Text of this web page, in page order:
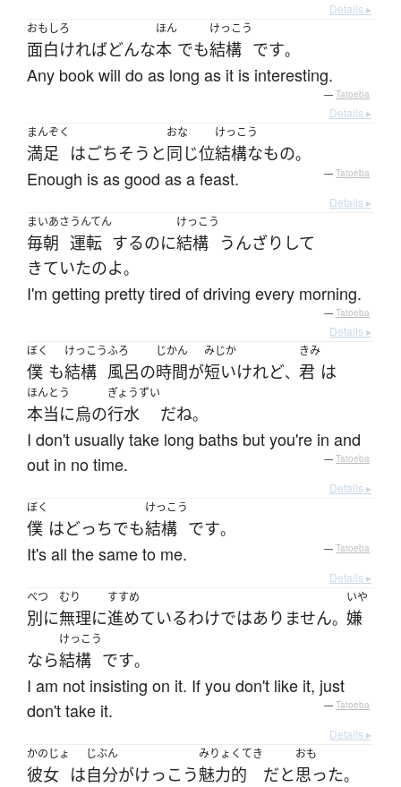
Details ▸
おもしろ
面白ければどんな
ほん
本 でも
けっこう
結構 です。
Any book will do as long as it is interesting.
— Tatoeba
Details ▸
まんぞく
満足 はごちそう と
おな
同じ位
けっこう
結構なもの。
Enough is as good as a feast. — Tatoeba
Details ▸
まいあさ
毎朝
うんてん
運転 するのに
けっこう
結構 うんざり して
きていたのよ。
I'm getting pretty tired of driving every morning.
— Tatoeba
Details ▸
ぼく
僕 も
けっこう
結構
ふろ
風呂の
じかん
時間が
みじか
短いけれど、
きみ
君 は
ほんとう
本当に烏の
ぎょうずい
行水 だね。
I don't usually take long baths but you're in and
out in no time.
— Tatoeba
Details ▸
ぼく
僕 はどっちでも
けっこう
結構 です。
It's all the same to me. — Tatoeba
Details ▸
べつ
別に
むり
無理に
すすめ
進めているわけではありません。
いや
嫌
なら
けっこう
結構 です。
I am not insisting on it. If you don't like it, just
don't take it.
— Tatoeba
Details ▸
かのじょ
彼女 は
じぶん
自分がけっこう
みりょくてき
魅力的 だと
おも
思った。